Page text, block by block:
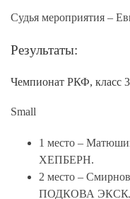
Судья мероприятия –
Результаты:
Чемпионат РКФ, класс
Small
1 место –
ХЕПБЕРН.
2 место –
ПОДКОВА